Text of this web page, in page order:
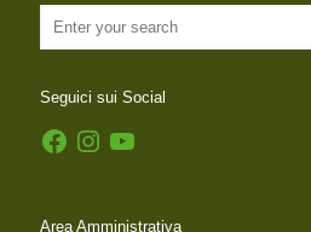
Seguici sui Social
FacebookInstagramYouTube
Area Amministrativa